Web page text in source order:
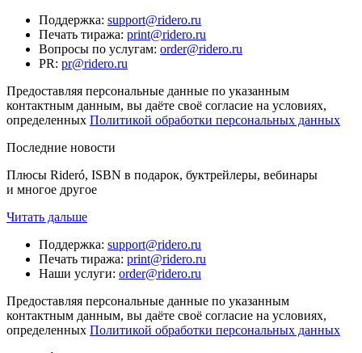
Поддержка: support@ridero.ru
Печать тиража: print@ridero.ru
Вопросы по услугам: order@ridero.ru
PR: pr@ridero.ru
Предоставляя персональные данные по указанным
контактным данным, вы даёте своё согласие на условиях,
определенных Политикой обработки персональных данных
Последние новости
Плюсы Rideró, ISBN в подарок, буктрейлеры, вебинары
и многое другое
Читать дальше
Поддержка: support@ridero.ru
Печать тиража: print@ridero.ru
Наши услуги: order@ridero.ru
Предоставляя персональные данные по указанным
контактным данным, вы даёте своё согласие на условиях,
определенных Политикой обработки персональных данных